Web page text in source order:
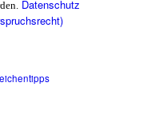
Datenschutz